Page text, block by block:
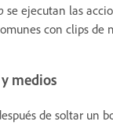
se ejecutan las
con clips
medios
de soltar un